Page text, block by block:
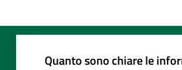
Quanto sono chiare le